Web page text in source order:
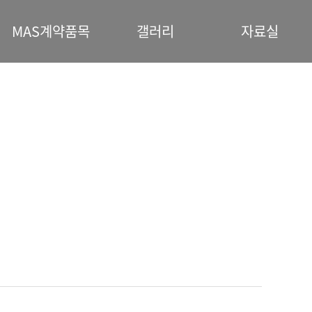
MAS계약품목 갤러리 자료실